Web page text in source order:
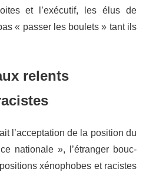
et l’exécutif, les élus de
« passer les boulets » tant ils
relents
l’acceptation de la position du
nationale », l’étranger bouc-
xénophobes et racistes